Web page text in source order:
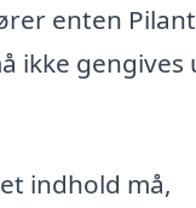
enten
ikke gengives
indhold må,